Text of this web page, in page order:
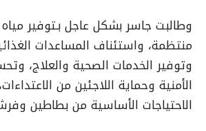
وطالبت جاسر بشكل عاجل بـتوفير
منتظمة، واستئناف المساعدات
وتوفير الخدمات الصحية والعلاج،
الأمنية وحماية اللاجئين من
الاحتياجات الأساسية من بطاطين